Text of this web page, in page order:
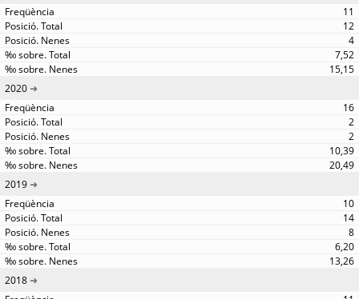
11
12
4
7,52
15,15
2020
16
2
2
10,39
20,49
2019
10
14
8
6,20
13,26
2018